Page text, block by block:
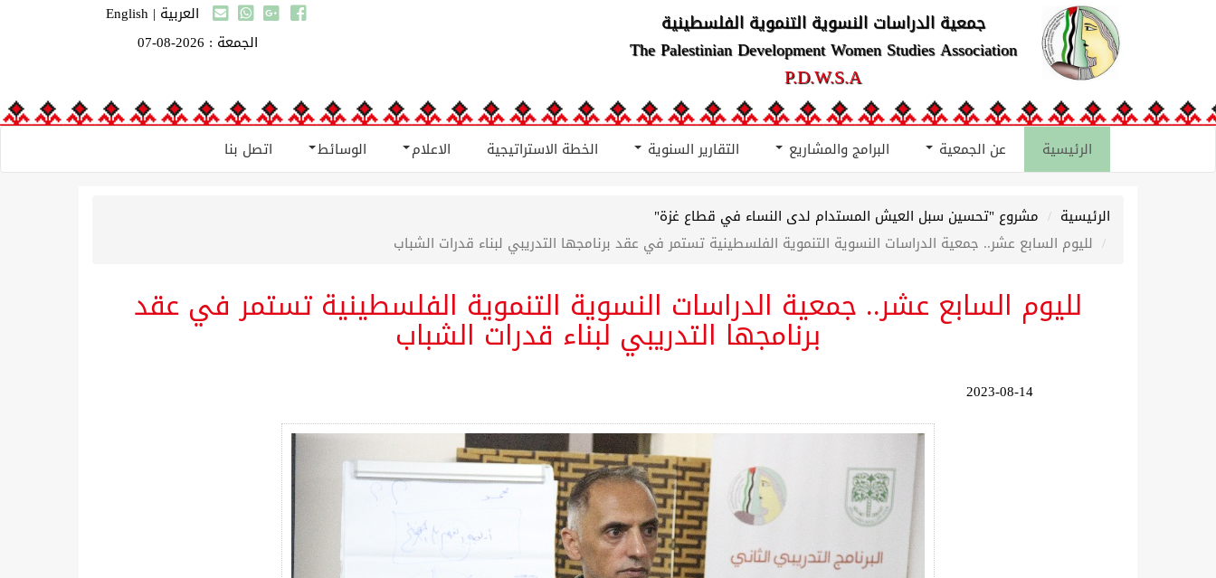
جمعية الدراسات النسوية التنموية الفلسطينية
The Palestinian Development Women Studies Association
P.D.W.S.A
العربية |
English
الجمعة : 2026-08-07
الرئيسية عن الجمعية البرامج والمشاريع التقارير السنوية الخطة الاستراتيجية الاعلام الوسائط اتصل بنا
الرئيسية
مشروع "تحسين سبل العيش المستدام لدى النساء في قطاع غزة"
لليوم السابع عشر.. جمعية الدراسات النسوية التنموية الفلسطينية تستمر في عقد برنامجها التدريبي لبناء قدرات الشباب
لليوم السابع عشر.. جمعية الدراسات النسوية التنموية الفلسطينية تستمر في عقد
برنامجها التدريبي لبناء قدرات الشباب
2023-08-14